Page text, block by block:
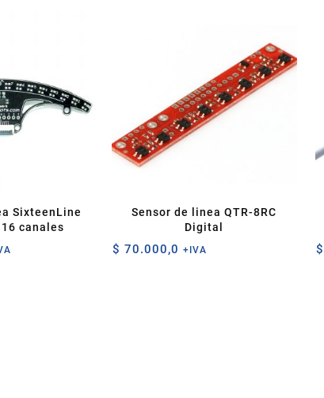
SixteenLine
canales
Sensor de linea QTR-8RC
Digital
$ 70.000,0 +IVA $